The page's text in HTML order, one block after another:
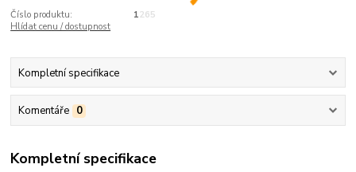
Číslo produktu:
1265
Hlídat cenu / dostupnost
Kompletní specifikace
Komentáře 0
Kompletní specifikace